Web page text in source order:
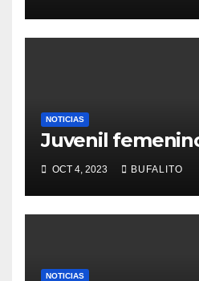
NOTICIAS
Juvenil
OCT 4, 2023 BUFALITO
NOTICIAS